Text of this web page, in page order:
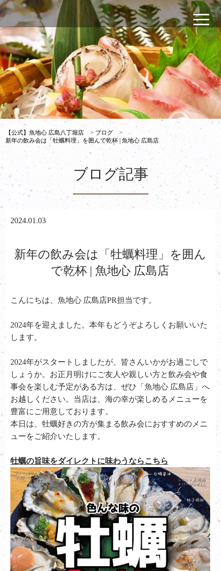
【公式】魚地心 広島八丁堀店 > ブログ
>
新年の飲み会は「牡蠣料理」を囲んで乾杯 | 魚地心 広島店
ブログ記事
2024.01.03
新年の飲み会は「牡蠣料理」を囲ん
で乾杯 | 魚地心 広島店
こんにちは、魚地心 広島店PR担当です。
2024年を迎えました。本年もどうぞよろしくお願いいた
します。
2024年がスタートしましたが、皆さんいかがお過ごしで
しょうか。お正月明けにご友人や親しい方と飲み会や食
事会を楽しむ予定がある方は、ぜひ「魚地心 広島店」へ
お越しください。当店は、海の幸が楽しめるメニューを
豊富にご用意しております。
本日は、牡蠣好きの方が集まる飲み会におすすめのメニ
ューをご紹介いたします。
牡蠣の旨味をダイレクトに味わうならこちら